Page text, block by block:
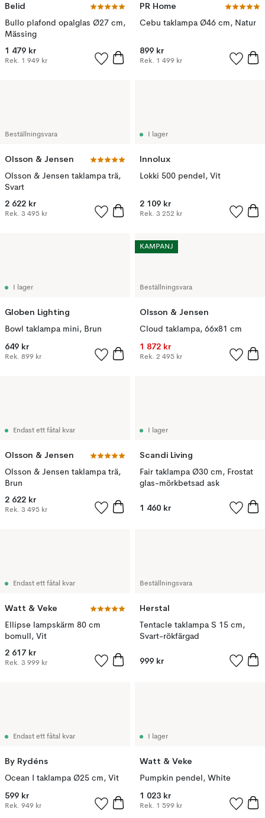
Belid
Bullo plafond opalglas Ø27 cm,
Mässing
1 479 kr
Rek. 1 949 kr
PR Home
Cebu taklampa Ø46 cm, Natur
899 kr
Rek. 1 499 kr
Beställningsvara
Olsson & Jensen
Olsson & Jensen taklampa trä,
Svart
2 622 kr
Rek. 3 495 kr
I lager
Innolux
Lokki 500 pendel, Vit
2 109 kr
Rek. 3 252 kr
I lager
Globen Lighting
Bowl taklampa mini, Brun
649 kr
Rek. 899 kr
Beställningsvara
Olsson & Jensen
Cloud taklampa, 66x81 cm
1 872 kr
Rek. 2 495 kr
KAMPANJ
Endast ett fåtal kvar
Olsson & Jensen
Olsson & Jensen taklampa trä,
Brun
2 622 kr
Rek. 3 495 kr
I lager
Scandi Living
Fair taklampa Ø30 cm, Frostat
glas-mörkbetsad ask
1 460 kr
Endast ett fåtal kvar
Watt & Veke
Ellipse lampskärm 80 cm
bomull, Vit
2 617 kr
Rek. 3 999 kr
Beställningsvara
Herstal
Tentacle taklampa S 15 cm,
Svart-rökfärgad
999 kr
Endast ett fåtal kvar
By Rydéns
Ocean I taklampa Ø25 cm, Vit
599 kr
Rek. 949 kr
I lager
Watt & Veke
Pumpkin pendel, White
1 023 kr
Rek. 1 599 kr